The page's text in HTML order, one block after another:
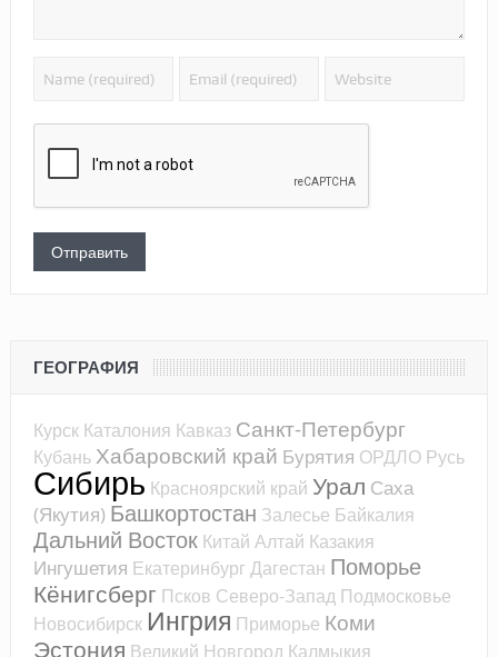
ГЕОГРАФИЯ
Курск Каталония Кавказ Санкт-Петербург
Кубань Хабаровский край Бурятия ОРДЛО Русь
Сибирь Красноярский край Урал Саха
(Якутия) Башкортостан Залесье Байкалия
Дальний Восток Китай Алтай Казакия
Ингушетия Екатеринбург Дагестан Поморье
Кёнигсберг Псков Северо-Запад Подмосковье
Новосибирск Ингрия Приморье Коми
Эстония Великий Новгород Калмыкия